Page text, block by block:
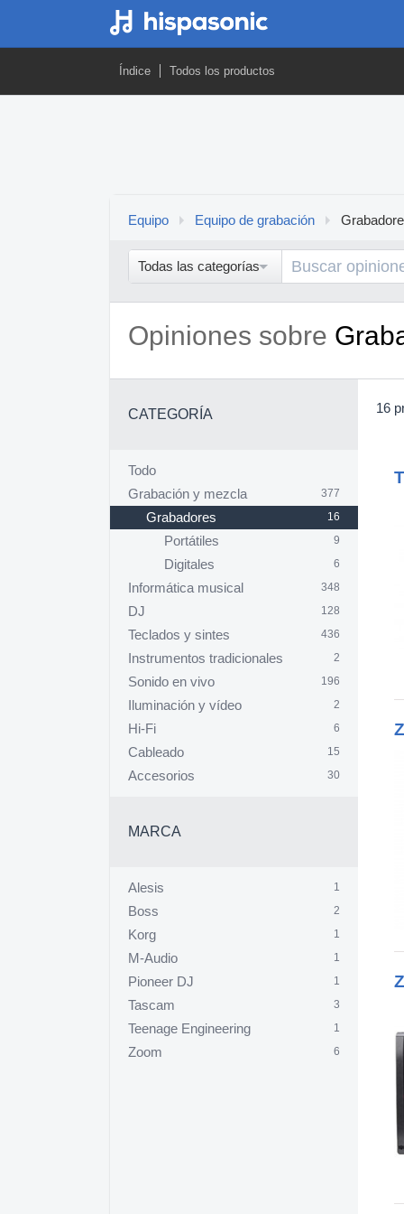
Índice Todos los productos
Equipo Equipo de grabación
Todas las categorías
Opiniones sobre
16
CATEGORÍA
Todo
377
Grabación y mezcla
16
Grabadores
9
Portátiles
6
Digitales
348
Informática musical
128
DJ
436
Teclados y sintes
2
Instrumentos tradicionales
196
Sonido en vivo
2
Iluminación y vídeo
6
Hi-Fi
15
Cableado
30
Accesorios
MARCA
1
Alesis
2
Boss
1
Korg
1
M-Audio
1
Pioneer DJ
3
Tascam
1
Teenage Engineering
6
Zoom